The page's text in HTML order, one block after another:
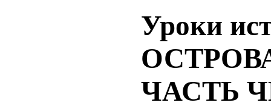
Уроки
ЧАСТЬ